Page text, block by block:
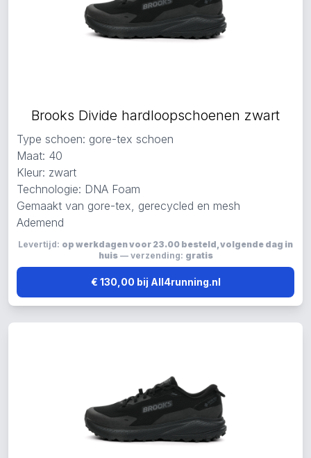
Brooks Divide hardloopschoenen zwart
Type schoen: gore-tex schoen
Maat: 40
Kleur: zwart
Technologie: DNA Foam
Gemaakt van gore-tex, gerecycled en mesh
Ademend
Levertijd: op werkdagen voor 23.00 besteld, volgende dag in
huis— verzending: gratis
€ 130,00 bij All4running.nl